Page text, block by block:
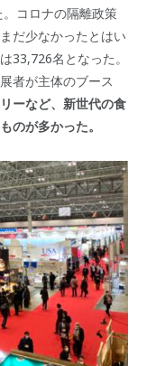
。コロナの隔離政策
だ少なかったとはい
33,726名となった。
者が主体のブース
ーなど、新世代の食
のが多かった。